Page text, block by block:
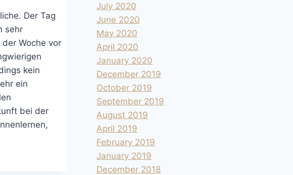
Der Tag
sehr
Woche vor
kein
ein
bei der
July 2020
June 2020
May 2020
April 2020
January 2020
December 2019
October 2019
September 2019
August 2019
April 2019
February 2019
January 2019
December 2018